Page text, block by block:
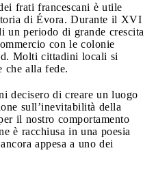
frati francescani è utile
di Évora. Durante il XVI
un periodo di grande crescita
con le colonie
Molti cittadini locali si
che alla fede.
decisero di creare un luogo
sull’inevitabilità della
il nostro comportamento
è racchiusa in una poesia
appesa a uno dei